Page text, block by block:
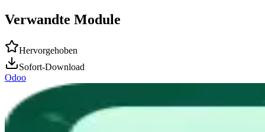
Verwandte Module
Hervorgehoben
Sofort-Download
Odoo